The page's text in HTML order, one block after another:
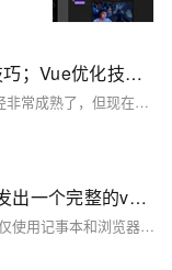
Vue 性能革命：揭秘前端优化的终极技巧；Vue优化技巧，解决Vue项目卡顿问题
Vue在处理少量数据和有限dom的情况下技术已经非常成熟了，但现在随着AI时代的到来，海量数据场景会越来越多，Vue优化技巧也是必备技能。 博客不应该只有代码和解决方案，重点应该在于给出解决方案的同时分享思维模式，只有思维才能可持续地解决问题，只有思维才是真正值得学习和分享的核心要素。如果这篇博客能给您带来一点帮助，麻烦您点个赞支持一下，还可以收藏起来以备不时之需，有疑问和错误欢迎在评论区指出~
抛弃node和vscode，如何用记事本开发出一个完整的vue前端项目
本文探讨了在不依赖Node和VSCode的情况下，仅使用记事本和浏览器开发一个完整的Vue3前端项目的方法。通过CDN引入Vue、Vue Router、Element-UI等库，直接编写HTML文件实现页面功能，展示了前端开发的本质是生成HTML。虽然日常开发离不开现代工具，但掌握这种基础方法有助于快速实现想法或应对特殊环境限制。文章还介绍了如何用Node简单部署HTML文件到服务器，提供了一种高效、轻量的开发思路。